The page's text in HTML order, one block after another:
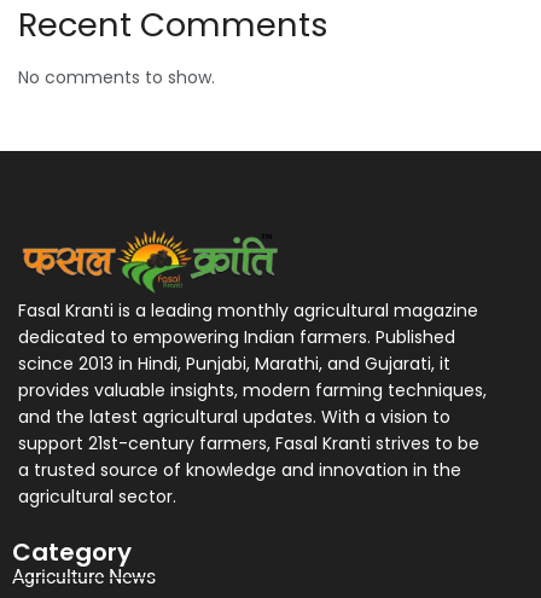
Recent Comments
No comments to show.
Fasal Kranti is a leading monthly agricultural magazine
dedicated to empowering Indian farmers. Published
scince 2013 in Hindi, Punjabi, Marathi, and Gujarati, it
provides valuable insights, modern farming techniques,
and the latest agricultural updates. With a vision to
support 21st-century farmers, Fasal Kranti strives to be
a trusted source of knowledge and innovation in the
agricultural sector.
Category
Agriculture News